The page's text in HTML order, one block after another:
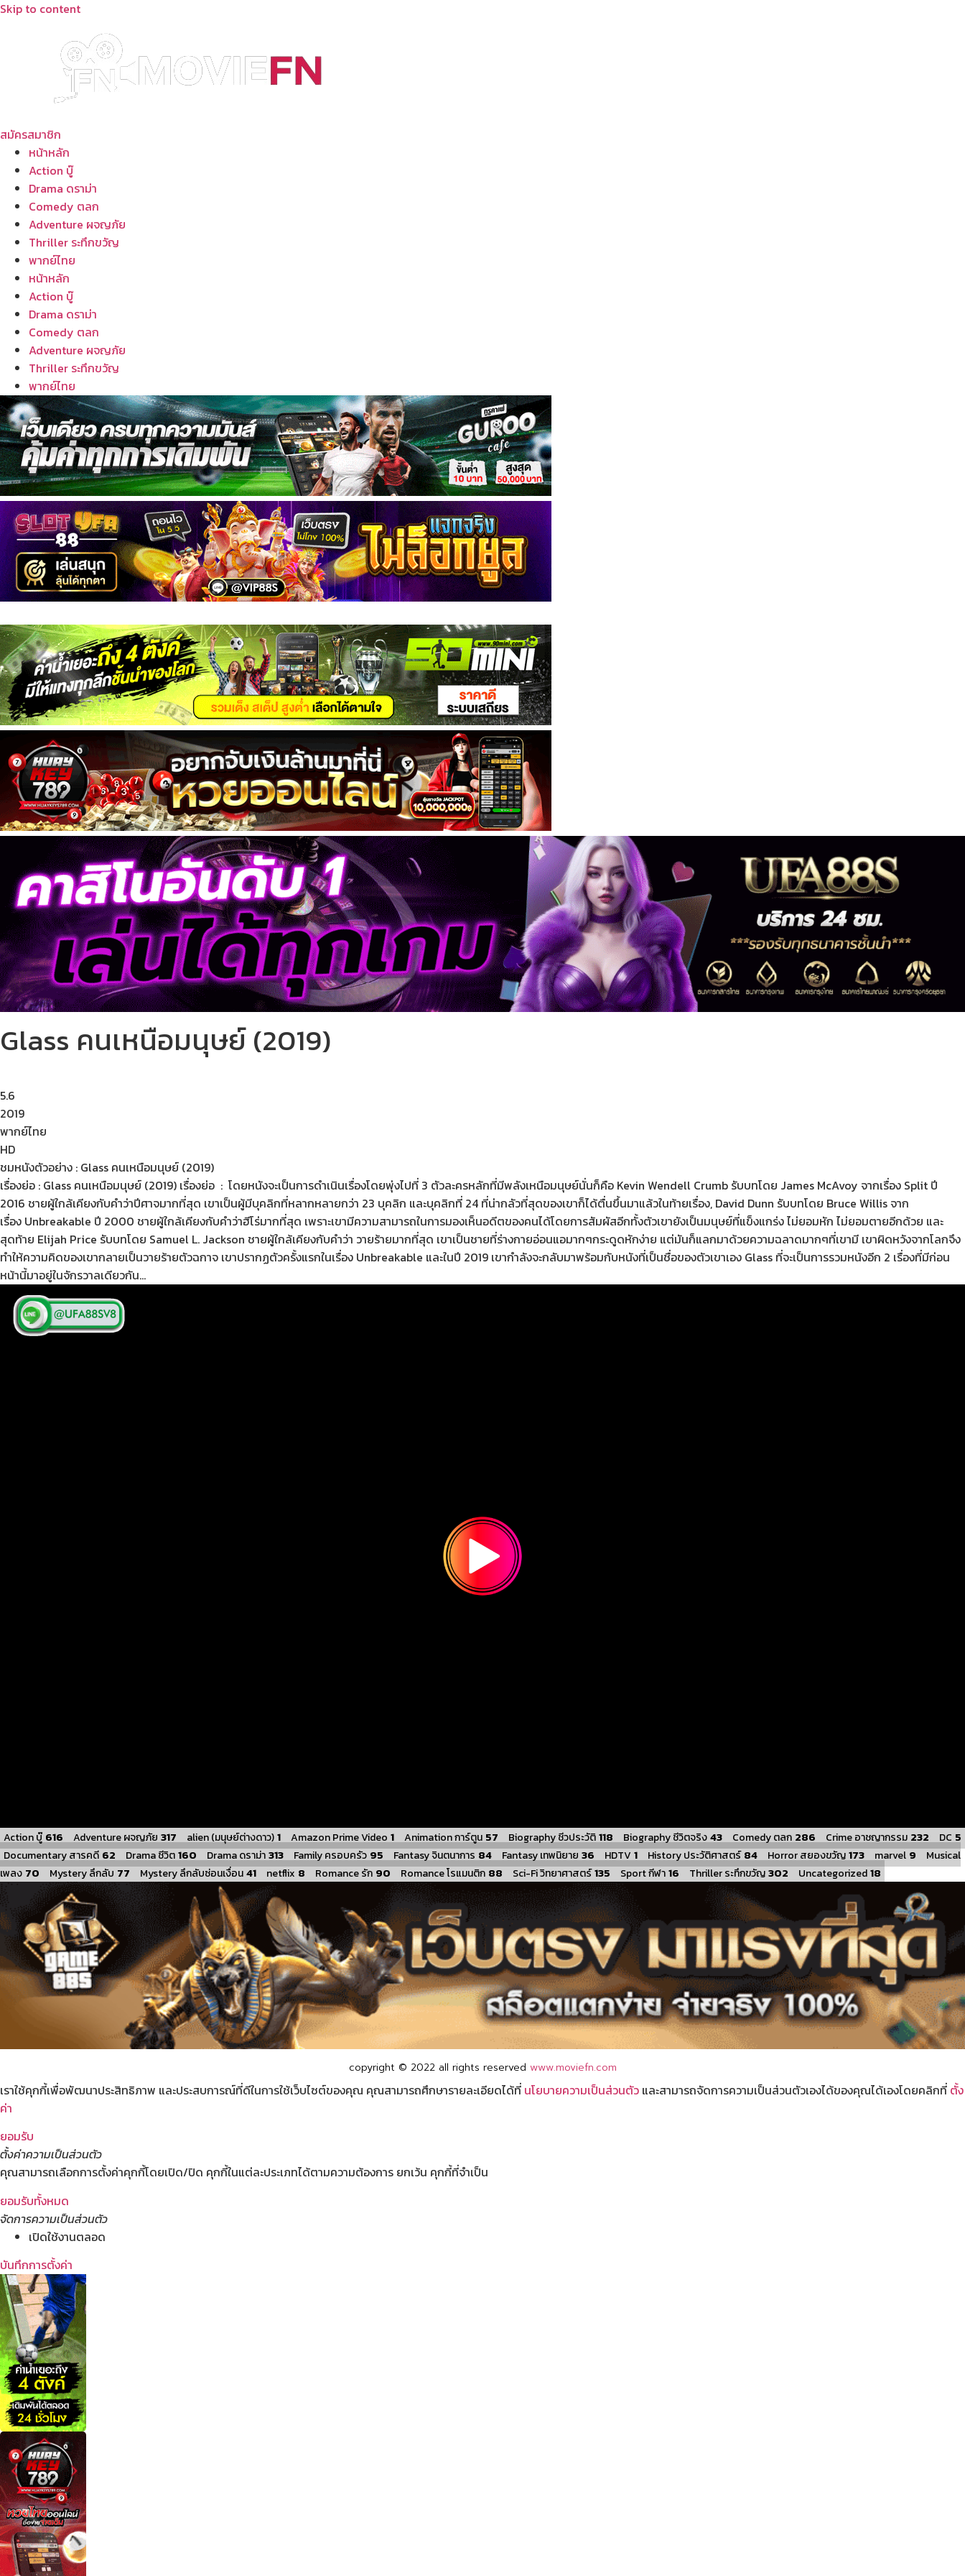
Skip to content
สมัครสมาชิก
หน้าหลัก
Action บู๊
Drama ดราม่า
Comedy ตลก
Adventure ผจญภัย
Thriller ระทึกขวัญ
พากย์ไทย
หน้าหลัก
Action บู๊
Drama ดราม่า
Comedy ตลก
Adventure ผจญภัย
Thriller ระทึกขวัญ
พากย์ไทย
Glass คนเหนือมนุษย์ (2019)
5.6
2019
พากย์ไทย
HD
ชมหนังตัวอย่าง : Glass คนเหนือมนุษย์ (2019)
เรื่องย่อ : Glass คนเหนือมนุษย์ (2019) เรื่องย่อ : โดยหนังจะเป็นการดำเนินเรื่องโดยพุ่งไปที่ 3 ตัวละครหลักที่มีพลังเหนือมนุษย์นั่นก็คือ Kevin Wendell Crumb รับบทโดย James McAvoy จากเรื่อง Split ปี
2016 ชายผู้ใกล้เคียงกับคำว่าปีศาจมากที่สุด เขาเป็นผู้มีบุคลิกที่หลากหลายกว่า 23 บุคลิก และบุคลิกที่ 24 ที่น่ากลัวที่สุดของเขาก็ได้ตื่นขึ้นมาแล้วในท้ายเรื่อง, David Dunn รับบทโดย Bruce Willis จาก
เรื่อง Unbreakable ปี 2000 ชายผู้ใกล้เคียงกับคำว่าฮีโร่มากที่สุด เพราะเขามีความสามารถในการมองเห็นอดีตของคนได้โดยการสัมผัสอีกทั้งตัวเขายังเป็นมนุษย์ที่แข็งแกร่ง ไม่ยอมหัก ไม่ยอมตายอีกด้วย และ
สุดท้าย Elijah Price รับบทโดย Samuel L. Jackson ชายผู้ใกล้เคียงกับคำว่า วายร้ายมากที่สุด เขาเป็นชายที่ร่างกายอ่อนแอมากๆกระดูดหักง่าย แต่มันก็แลกมาด้วยความฉลาดมากๆที่เขามี เขาผิดหวังจากโลกจึง
ทำให้ความคิดของเขากลายเป็นวายร้ายตัวฉกาจ เขาปรากฏตัวครั้งแรกในเรื่อง Unbreakable และในปี 2019 เขากำลังจะกลับมาพร้อมกับหนังที่เป็นชื่อของตัวเขาเอง Glass ที่จะเป็นการรวมหนังอีก 2 เรื่องที่มีก่อน
หน้านี้มาอยู่ในจักรวาลเดียวกัน…
Action บู๊ 616 Adventure ผจญภัย 317 alien (มนุษย์ต่างดาว)1 Amazon Prime Video 1 Animation การ์ตูน 57 Biography ชีวประวัติ118 Biography ชีวิตจริง43 Comedy ตลก 286 Crime อาชญากรรม 232 DC 5
Documentary สารคดี 62 Drama ชีวิต160 Drama ดราม่า313 Family ครอบครัว 95 Fantasy จินตนาการ 84 Fantasy เทพนิยาย 36 HDTV 1 History ประวัติศาสตร์ 84 Horror สยองขวัญ173 marvel 9
Musical
เพลง 70 Mystery ลึกลับ 77 Mystery ลึกลับซ่อนเงื่อน41 netflix 8 Romance รัก 90 Romance โรแมนติก 88 Sci-Fi วิทยาศาสตร์135 Sport กีฬา16 Thriller ระทึกขวัญ302 Uncategorized18
copyright © 2022 all rights reserved www.moviefn.com
เราใช้คุกกี้เพื่อพัฒนาประสิทธิภาพ และประสบการณ์ที่ดีในการใช้เว็บไซต์ของคุณ คุณสามารถศึกษารายละเอียดได้ที่ นโยบายความเป็นส่วนตัว และสามารถจัดการความเป็นส่วนตัวเองได้ของคุณได้เองโดยคลิกที่ ตั้ง
ค่า
ยอมรับ
ตั้งค่าความเป็นส่วนตัว
คุณสามารถเลือกการตั้งค่าคุกกี้โดยเปิด/ปิด คุกกี้ในแต่ละประเภทได้ตามความต้องการ ยกเว้น คุกกี้ที่จำเป็น
ยอมรับทั้งหมด
จัดการความเป็นส่วนตัว
เปิดใช้งานตลอด
บันทึกการตั้งค่า